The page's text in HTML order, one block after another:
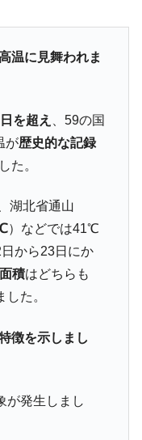
温に見舞われま
を超え
、59の国
が歴史的な記録
た。
湖北省通山
）などでは41℃
から23日にか
積はどちらも
した。
徴を示しまし
が発生しまし